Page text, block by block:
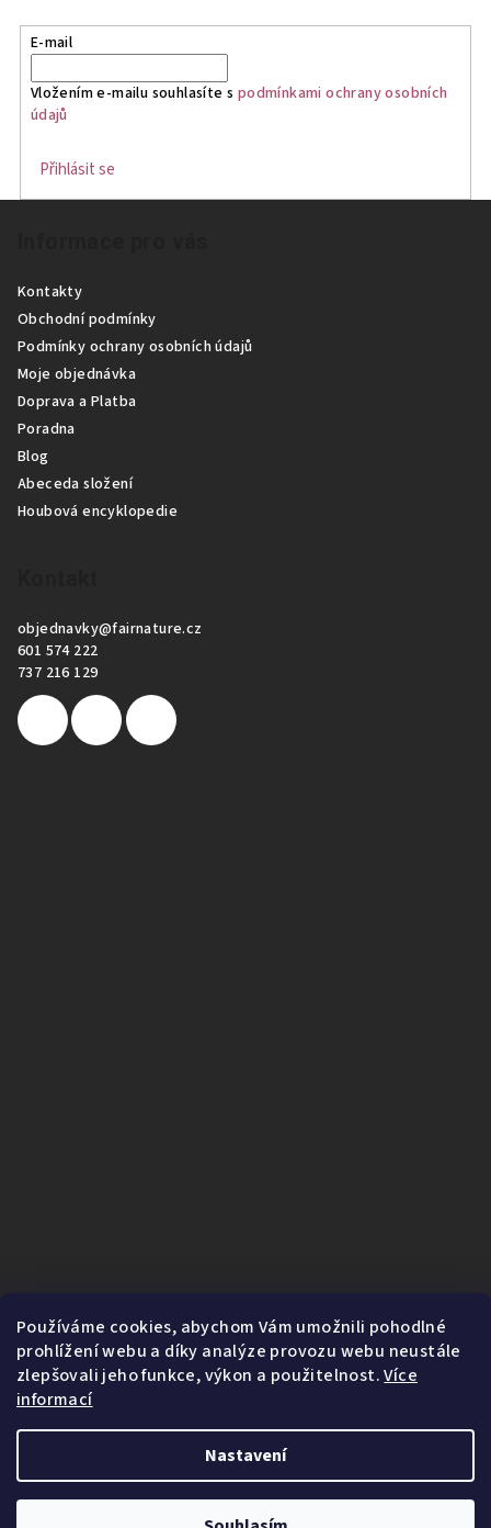
Používáme cookies, abychom Vám umožnili pohodlné
prohlížení webu a díky analýze provozu webu neustále
zlepšovali jeho funkce, výkon a použitelnost.Více
informací
Nastavení
E-mail
Vložením e-mailu souhlasíte s podmínkami ochrany osobních
údajů
Přihlásit se
Kontakty
Obchodní podmínky
Podmínky ochrany osobních údajů
Moje objednávka
Doprava a Platba
Poradna
Blog
Abeceda složení
Houbová encyklopedie
objednavky@fairnature.cz
601 574 222
737 216 129
1